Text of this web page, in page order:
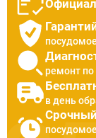
ремонт
в день